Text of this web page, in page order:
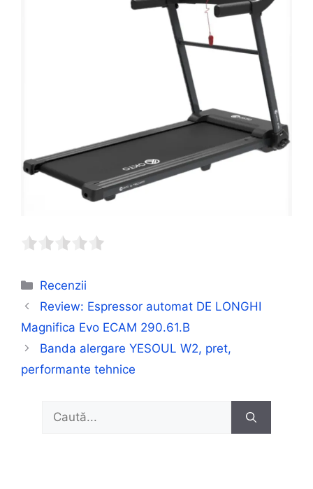
Categorii
Recenzii
Review: Espressor automat DE LONGHI
Magnifica Evo ECAM 290.61.B
Banda alergare YESOUL W2, pret,
performante tehnice
Caută